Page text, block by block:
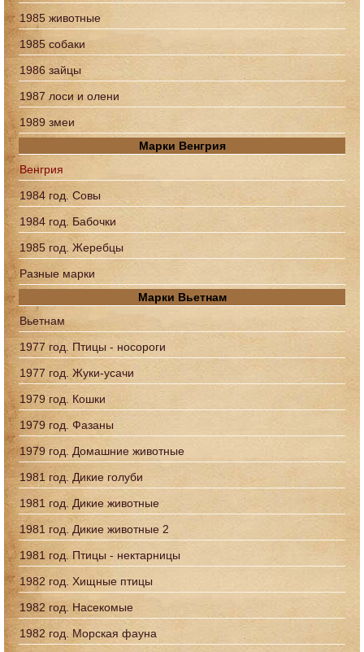
1985 животные
1985 собаки
1986 зайцы
1987 лоси и олени
1989 змеи
Марки Венгрия
Венгрия
1984 год. Совы
1984 год. Бабочки
1985 год. Жеребцы
Разные марки
Марки Вьетнам
Вьетнам
1977 год. Птицы - носороги
1977 год. Жуки-усачи
1979 год. Кошки
1979 год. Фазаны
1979 год. Домашние животные
1981 год. Дикие голуби
1981 год. Дикие животные
1981 год. Дикие животные 2
1981 год. Птицы - нектарницы
1982 год. Хищные птицы
1982 год. Насекомые
1982 год. Морская фауна